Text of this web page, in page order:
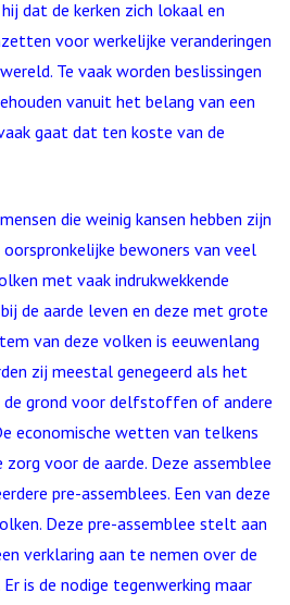
dat de kerken zich lokaal en
voor werkelijke veranderingen
Te vaak worden beslissingen
vanuit het belang van een
gaat dat ten koste van de
die weinig kansen hebben zijn
bewoners van veel
met vaak indrukwekkende
de aarde leven en deze met grote
van deze volken is eeuwenlang
zij meestal genegeerd als het
grond voor delfstoffen of andere
economische wetten van telkens
voor de aarde. Deze assemblee
pre-assemblees. Een van deze
Deze pre-assemblee stelt aan
verklaring aan te nemen over de
is de nodige tegenwerking maar